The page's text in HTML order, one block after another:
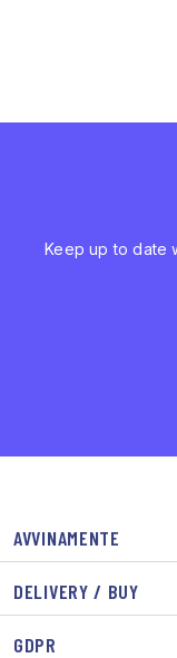
Keep up to date
AVVINAMENTE
DELIVERY / BUY
GDPR